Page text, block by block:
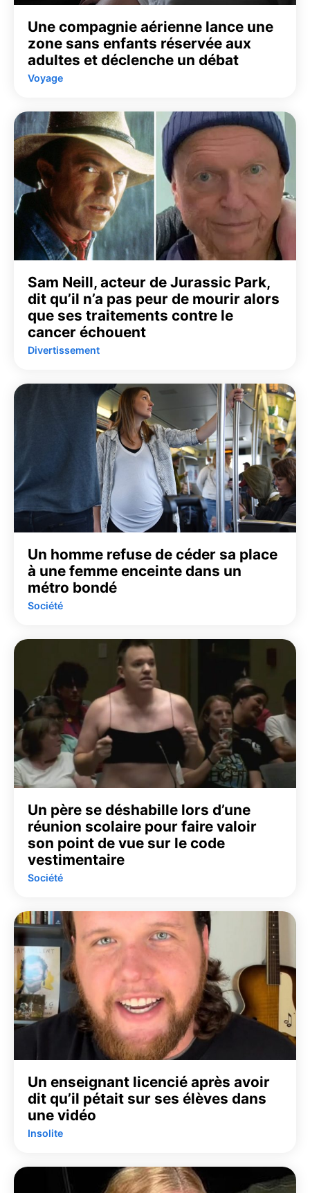
Une compagnie aérienne lance une
zone sans enfants réservée aux
adultes et déclenche un débat
Voyage
Sam Neill, acteur de Jurassic Park,
dit qu’il n’a pas peur de mourir alors
que ses traitements contre le
cancer échouent
Divertissement
Un homme refuse de céder sa place
à une femme enceinte dans un
métro bondé
Société
Un père se déshabille lors d’une
réunion scolaire pour faire valoir
son point de vue sur le code
vestimentaire
Société
Un enseignant licencié après avoir
dit qu’il pétait sur ses élèves dans
une vidéo
Insolite